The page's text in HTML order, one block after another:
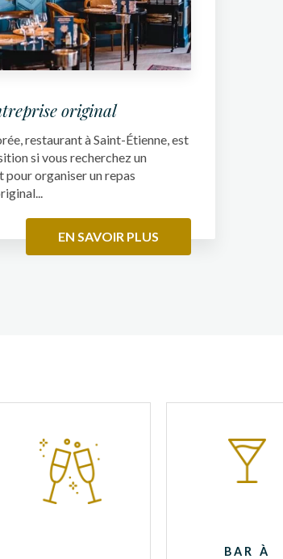
original
restaurant à Saint-Étienne, est
si vous recherchez un
pour organiser un repas
EN SAVOIR PLUS
BAR À